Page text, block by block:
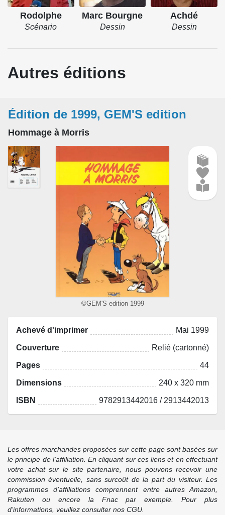
Rodolphe
Scénario
Marc Bourgne
Dessin
Achdé
Dessin
Autres éditions
Édition de 1999, GEM'S edition
Hommage à Morris
©GEM'S edition 1999
Achevé d'imprimer Mai 1999
Couverture Relié (cartonné)
Pages 44
Dimensions 240 x 320 mm
ISBN 9782913442016 / 2913442013
Les offres marchandes proposées sur cette page sont basées sur
le principe de l'affiliation. En cliquant sur ces liens et en effectuant
votre achat sur le site partenaire, nous pouvons recevoir une
commission éventuelle, sans surcoût de la part du visiteur. Les
programmes d’affiliations comprennent entre autres Amazon,
Rakuten ou encore la Fnac par exemple. Pour plus
d’informations, veuillez consulter nos CGU.